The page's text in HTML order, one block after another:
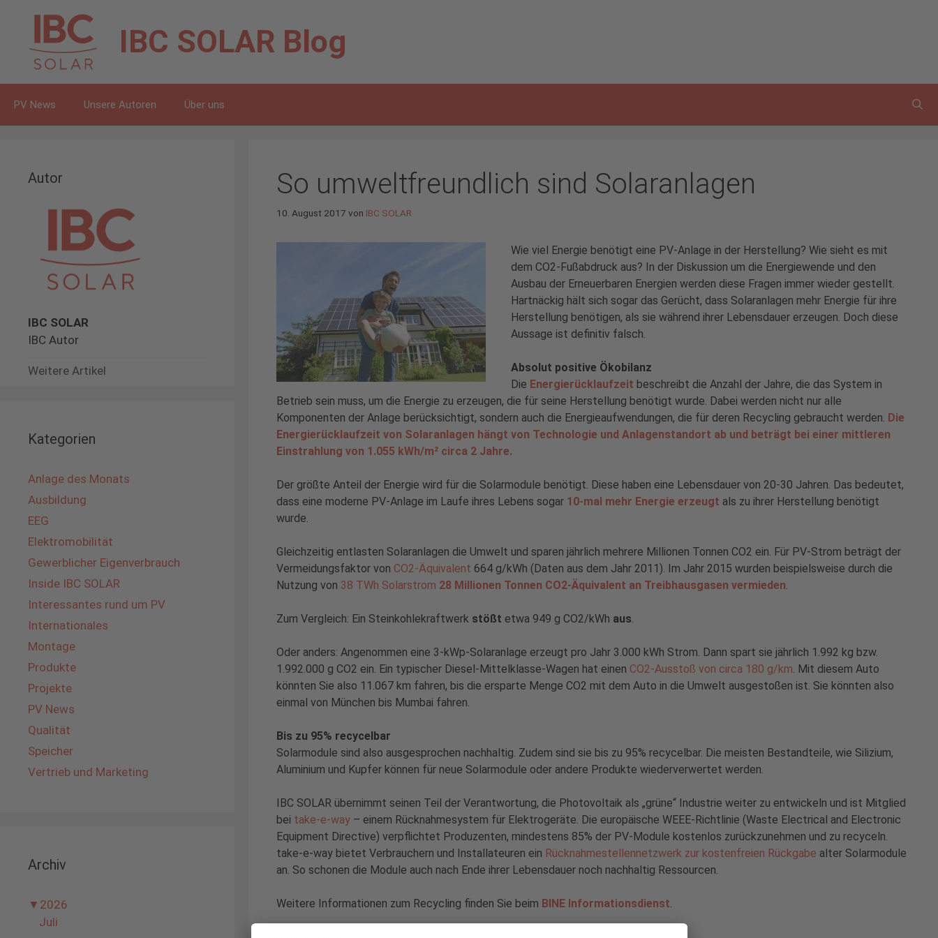
springen
IBC SOLAR Blog
PV News Unsere Autoren Über uns
So umweltfreundlich sind Solaranlagen
10. August 2017 von IBC SOLAR
Wie viel Energie benötigt eine PV-Anlage in der Herstellung? Wie sieht es mit
dem CO2-Fußabdruck aus? In der Diskussion um die Energiewende und den
Ausbau der Erneuerbaren Energien werden diese Fragen immer wieder gestellt.
Hartnäckig hält sich sogar das Gerücht, dass Solaranlagen mehr Energie für ihre
Herstellung benötigen, als sie während ihrer Lebensdauer erzeugen. Doch diese
Aussage ist definitiv falsch.
Absolut positive Ökobilanz
Die Energierücklaufzeit beschreibt die Anzahl der Jahre, die das System in
Betrieb sein muss, um die Energie zu erzeugen, die für seine Herstellung benötigt wurde. Dabei werden nicht nur alle
Komponenten der Anlage berücksichtigt, sondern auch die Energieaufwendungen, die für deren Recycling gebraucht werden. Die
Energierücklaufzeit von Solaranlagen hängt von Technologie und Anlagenstandort ab und beträgt bei einer mittleren
Einstrahlung von 1.055 kWh/m² circa 2 Jahre.
Der größte Anteil der Energie wird für die Solarmodule benötigt. Diese haben eine Lebensdauer von 20-30 Jahren. Das bedeutet,
dass eine moderne PV-Anlage im Laufe ihres Lebens sogar 10-mal mehr Energie erzeugt als zu ihrer Herstellung benötigt
wurde.
Gleichzeitig entlasten Solaranlagen die Umwelt und sparen jährlich mehrere Millionen Tonnen CO2 ein. Für PV-Strom beträgt der
Vermeidungsfaktor von CO2-Äquivalent 664 g/kWh (Daten aus dem Jahr 2011). Im Jahr 2015 wurden beispielsweise durch die
Nutzung von 38 TWh Solarstrom 28 Millionen Tonnen CO2-Äquivalent an Treibhausgasen vermieden
Zum Vergleich: Ein Steinkohlekraftwerk stößt etwa 949 g CO2/kWh aus
Oder anders: Angenommen eine 3-kWp-Solaranlage erzeugt pro Jahr 3.000 kWh Strom. Dann spart sie jährlich 1.992 kg bzw.
1.992.000 g CO2 ein. Ein typischer Diesel-Mittelklasse-Wagen hat einen CO2-Ausstoß von circa 180 g/km . Mit diesem Auto
könnten Sie also 11.067 km fahren, bis die ersparte Menge CO2 mit dem Auto in die Umwelt ausgestoßen ist. Sie könnten also
einmal von München bis Mumbai fahren.
Bis zu 95% recycelbar
Solarmodule sind also ausgesprochen nachhaltig. Zudem sind sie bis zu 95% recycelbar. Die meisten Bestandteile, wie Silizium,
Aluminium und Kupfer können für neue Solarmodule oder andere Produkte wiederverwertet werden.
IBC SOLAR übernimmt seinen Teil der Verantwortung, die Photovoltaik als „grüne“ Industrie weiter zu entwickeln und ist Mitglied
bei take-e-way – einem Rücknahmesystem für Elektrogeräte. Die europäische WEEE-Richtlinie (Waste Electrical and Electronic
Equipment Directive) verpflichtet Produzenten, mindestens 85% der PV-Module kostenlos zurückzunehmen und zu recyceln.
take-e-way bietet Verbrauchern und Installateuren ein Rücknahmestellennetzwerk zur kostenfreien Rückgabe alter Solarmodule
an. So schonen die Module auch nach Ende ihrer Lebensdauer noch nachhaltig Ressourcen.
Weitere Informationen zum Recycling finden Sie beim BINE Informationsdienst
Autor
IBC SOLAR
IBC Autor
Weitere Artikel
Kategorien
Anlage des Monats
Ausbildung
EEG
Elektromobilität
Gewerblicher Eigenverbrauch
Inside IBC SOLAR
Interessantes rund um PV
Internationales
Montage
Produkte
Projekte
PV News
Qualität
Speicher
Vertrieb und Marketing
Archiv
▼ 2026
Juli